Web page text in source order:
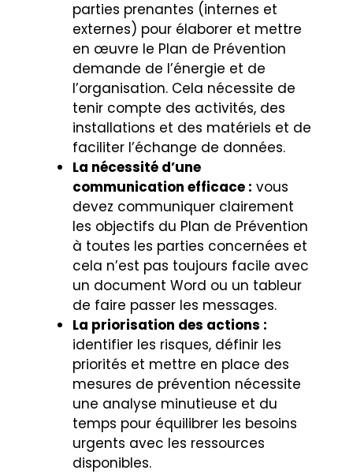
parties prenantes (internes et
externes) pour élaborer et mettre
en œuvre le Plan de Prévention
demande de l’énergie et de
l’organisation. Cela nécessite de
tenir compte des activités, des
installations et des matériels et de
faciliter l’échange de données.
La nécessité d’une
communication efficace : vous
devez communiquer clairement
les objectifs du Plan de Prévention
à toutes les parties concernées et
cela n’est pas toujours facile avec
un document Word ou un tableur
de faire passer les messages.
La priorisation des actions :
identifier les risques, définir les
priorités et mettre en place des
mesures de prévention nécessite
une analyse minutieuse et du
temps pour équilibrer les besoins
urgents avec les ressources
disponibles.